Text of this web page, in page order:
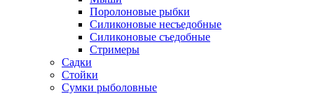
Поролоновые рыбки
Силиконовые несъедобные
Силиконовые съедобные
Стримеры
Садки
Стойки
Сумки рыболовные